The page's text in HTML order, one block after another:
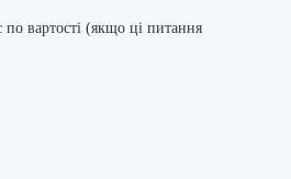
по вартості (якщо ці питання